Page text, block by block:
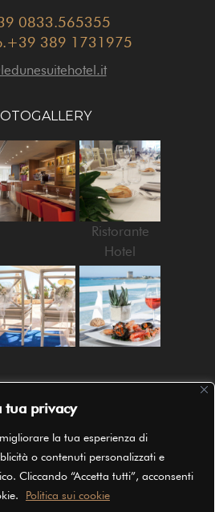
privacy
la tua esperienza di
o contenuti personalizzati e
Cliccando “Accetta tutti”, acconsenti
Politica sui cookie
0833.565355
389 1731975
Ristorante
Hotel